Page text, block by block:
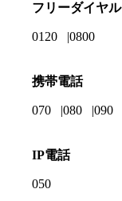
フリーダイヤル
0120 0800
携帯電話
070 080 090
IP電話
050